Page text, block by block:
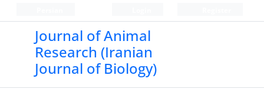
Journal of Animal
Research (Iranian
Journal of Biology)